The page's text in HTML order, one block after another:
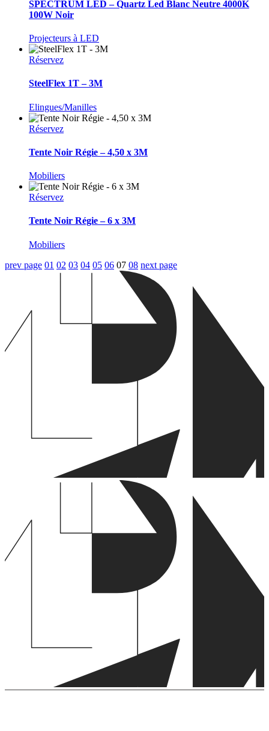
SPECTRUM LED – Quartz Led Blanc Neutre 4000K
100W Noir
Projecteurs à LED
Réservez
SteelFlex 1T – 3M
Elingues/Manilles
Réservez
Tente Noir Régie – 4,50 x 3M
Mobiliers
Réservez
Tente Noir Régie – 6 x 3M
Mobiliers
prev page 01 02 03 04 05 06 07 08 next page